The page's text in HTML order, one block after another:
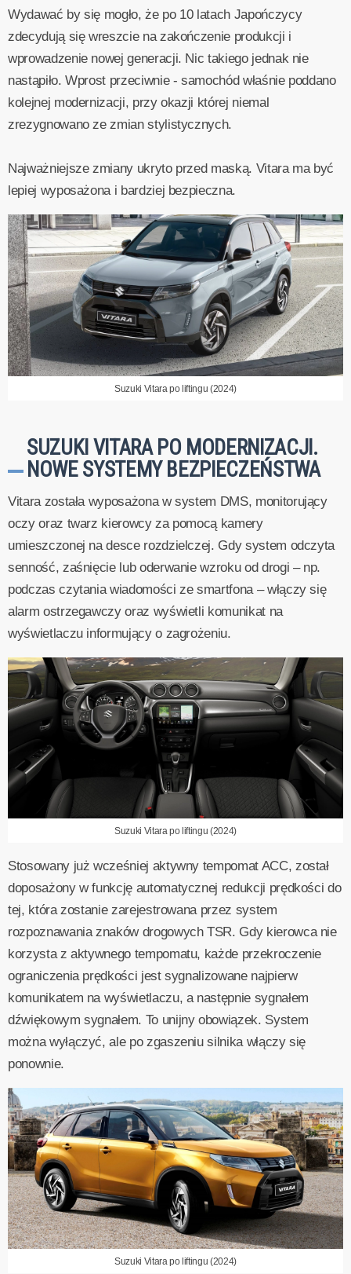
Wydawać by się mogło, że po 10 latach Japończycy
zdecydują się wreszcie na zakończenie produkcji i
wprowadzenie nowej generacji. Nic takiego jednak nie
nastąpiło. Wprost przeciwnie - samochód właśnie poddano
kolejnej modernizacji, przy okazji której niemal
zrezygnowano ze zmian stylistycznych.
Najważniejsze zmiany ukryto przed maską. Vitara ma być
lepiej wyposażona i bardziej bezpieczna.
Suzuki Vitara po liftingu (2024)
SUZUKI VITARA PO MODERNIZACJI.
NOWE SYSTEMY BEZPIECZEŃSTWA
Vitara została wyposażona w system DMS, monitorujący
oczy oraz twarz kierowcy za pomocą kamery
umieszczonej na desce rozdzielczej. Gdy system odczyta
senność, zaśnięcie lub oderwanie wzroku od drogi – np.
podczas czytania wiadomości ze smartfona – włączy się
alarm ostrzegawczy oraz wyświetli komunikat na
wyświetlaczu informujący o zagrożeniu.
Suzuki Vitara po liftingu (2024)
Stosowany już wcześniej aktywny tempomat ACC, został
doposażony w funkcję automatycznej redukcji prędkości do
tej, która zostanie zarejestrowana przez system
rozpoznawania znaków drogowych TSR. Gdy kierowca nie
korzysta z aktywnego tempomatu, każde przekroczenie
ograniczenia prędkości jest sygnalizowane najpierw
komunikatem na wyświetlaczu, a następnie sygnałem
dźwiękowym sygnałem. To unijny obowiązek. System
można wyłączyć, ale po zgaszeniu silnika włączy się
ponownie.
Suzuki Vitara po liftingu (2024)